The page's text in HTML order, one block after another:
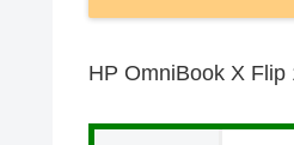
HP OmniBook X Flip